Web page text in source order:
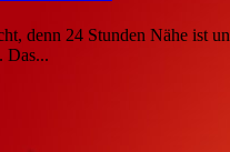
denn 24 Stunden Nähe ist
Das...